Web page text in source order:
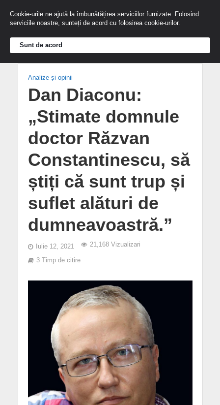
Analize și opinii
Dan Diaconu:
„Stimate domnule
doctor Răzvan
Constantinescu, să
știți că sunt trup și
suflet alături de
dumneavoastră.”
Iulie 12, 2021 21,168 Vizualizari
3 Timp de citire
Cookie-urile ne ajută la îmbunătățirea serviciilor furnizate. Folosind
serviciile noastre, sunteți de acord cu folosirea cookie-urilor.
Sunt de acord